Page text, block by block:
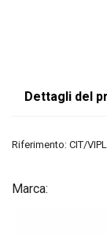
Dettagli del
Riferimento: CIT/
Marca: